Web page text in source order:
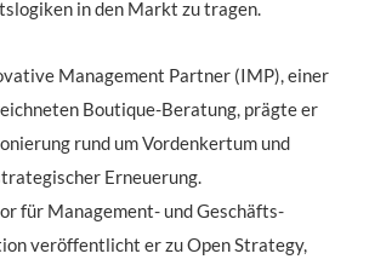
in den Markt zu tragen.
Management Partner (IMP), einer
Boutique-Beratung, prägte er
rund um Vordenkertum und
Erneuerung.
für Management- und Geschäfts-
veröffentlicht er zu Open Strategy,